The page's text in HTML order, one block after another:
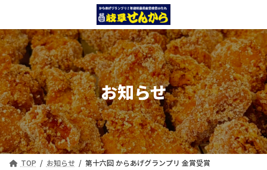
テ
ン
ツ
へ
ス
キ
ッ
プ
ゲ
ー
シ
ョ
ン
に
移
動
お知らせ
TOP お知らせ 第十六回 からあげグランプリ 金賞受賞